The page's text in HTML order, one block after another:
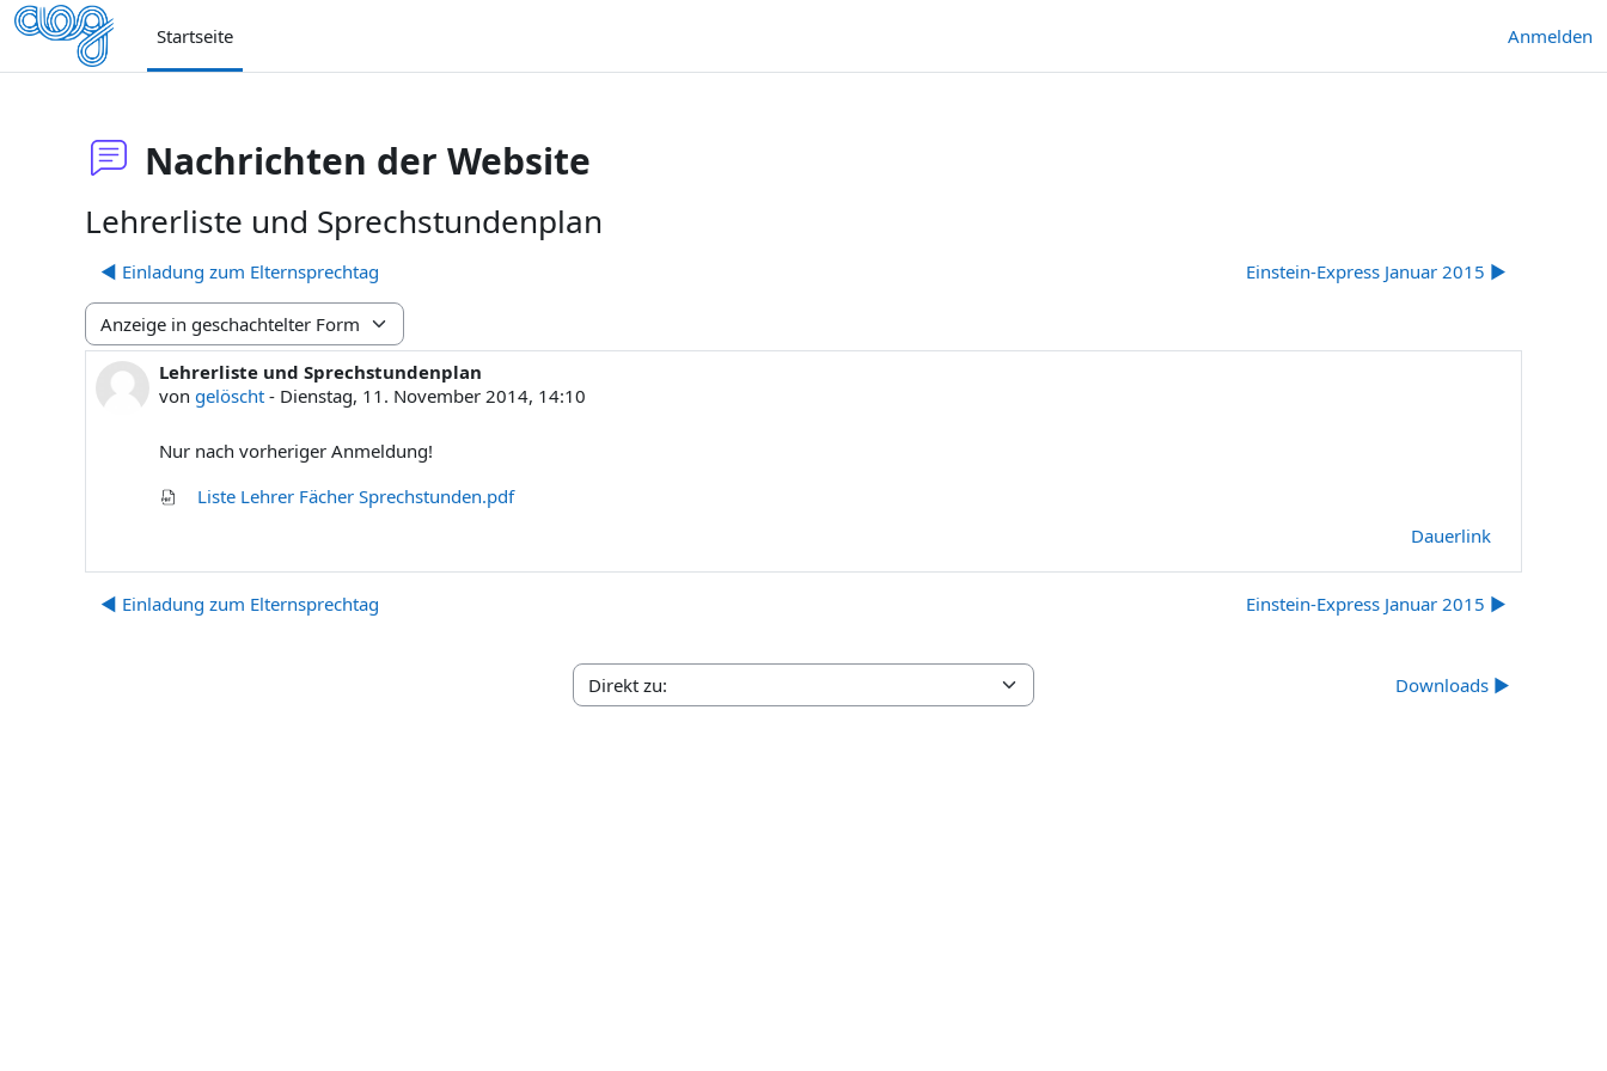
Zum Hauptinhalt
Startseite
Anmelden
Nachrichten der Website
Lehrerliste und Sprechstundenplan
◀︎ Einladung zum Elternsprechtag Einstein-Express Januar 2015 ▶︎
Anzeigemodus
Lehrerliste und Sprechstundenplan
von gelöscht - Dienstag, 11. November 2014, 14:10
Anzahl Antworten: 0
Nur nach vorheriger Anmeldung!
Liste Lehrer Fächer Sprechstunden.pdf
Dauerlink
◀︎ Einladung zum Elternsprechtag Einstein-Express Januar 2015 ▶︎
Direkt zu: Downloads ▶︎